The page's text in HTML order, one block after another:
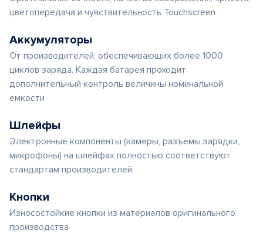
цветопередача и чувствительность Touchscreen
Аккумуляторы
От производителей, обеспечивающих более 1000
циклов заряда. Каждая батарея проходит
дополнительный контроль величины номинальной
емкости
Шлейфы
Электронные компоненты (камеры, разъемы зарядки,
микрофоны) на шлейфах полностью соответствуют
стандартам производителей
Кнопки
Износостойкие кнопки из материалов оригинального
производства